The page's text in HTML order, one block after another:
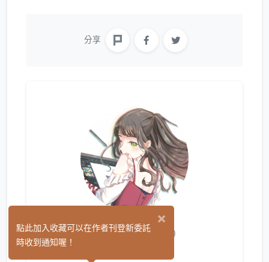
分享
k_yo 今日 (0)
×
點此加入收藏可以在作者刊登新委託
時收到通知喔！